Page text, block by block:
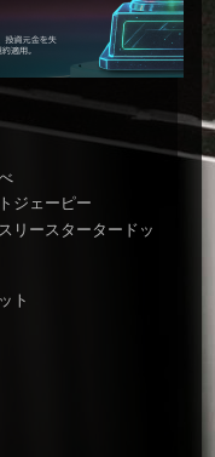
ジェーピー
リースタータードッ
ト